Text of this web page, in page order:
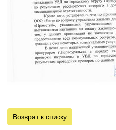
Возврат к списку